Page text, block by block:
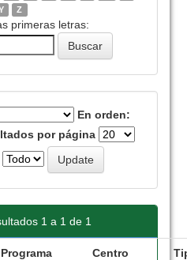
Z
primeras letras:
En orden:
por página
1 a 1 de 1
Programa
Centro